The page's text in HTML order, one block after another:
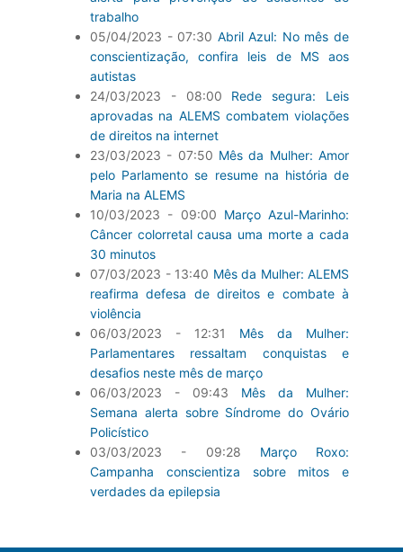
trabalho
05/04/2023 - 07:30 Abril Azul: No mês de
conscientização, confira leis de MS aos
autistas
24/03/2023 - 08:00 Rede segura: Leis
aprovadas na ALEMS combatem violações
de direitos na internet
23/03/2023 - 07:50 Mês da Mulher: Amor
pelo Parlamento se resume na história de
Maria na ALEMS
10/03/2023 - 09:00 Março Azul-Marinho:
Câncer colorretal causa uma morte a cada
30 minutos
07/03/2023 - 13:40 Mês da Mulher: ALEMS
reafirma defesa de direitos e combate à
violência
06/03/2023 - 12:31 Mês da Mulher:
Parlamentares ressaltam conquistas e
desafios neste mês de março
06/03/2023 - 09:43 Mês da Mulher:
Semana alerta sobre Síndrome do Ovário
Policístico
03/03/2023 - 09:28 Março Roxo:
Campanha conscientiza sobre mitos e
verdades da epilepsia